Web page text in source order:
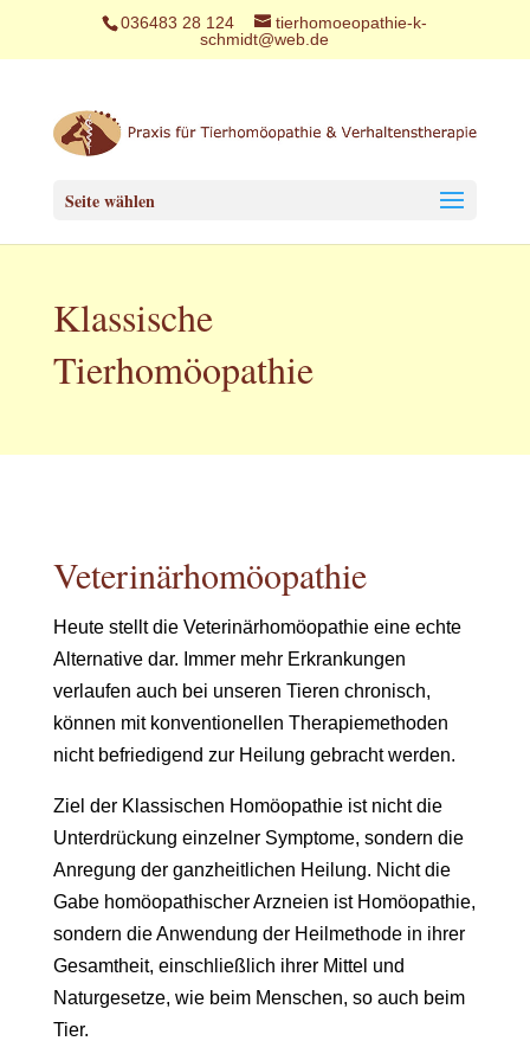
036483 28 124
tierhomoeopathie-k-
schmidt@web.de
Seite wählen
Klassische
Tierhomöopathie
Veterinärhomöopathie
Heute stellt die Veterinärhomöopathie eine echte
Alternative dar. Immer mehr Erkrankungen
verlaufen auch bei unseren Tieren chronisch,
können mit konventionellen Therapiemethoden
nicht befriedigend zur Heilung gebracht werden.
Ziel der Klassischen Homöopathie ist nicht die
Unterdrückung einzelner Symptome, sondern die
Anregung der ganzheitlichen Heilung. Nicht die
Gabe homöopathischer Arzneien ist Homöopathie,
sondern die Anwendung der Heilmethode in ihrer
Gesamtheit, einschließlich ihrer Mittel und
Naturgesetze, wie beim Menschen, so auch beim
Tier.